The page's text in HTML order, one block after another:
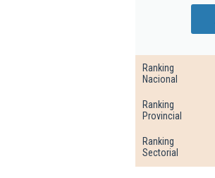
Ranking
Nacional
Ranking
Provincial
Ranking
Sectorial